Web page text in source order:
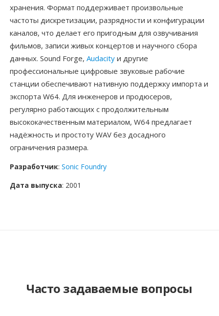
хранения. Формат поддерживает произвольные
частоты дискретизации, разрядности и конфигурации
каналов, что делает его пригодным для озвучивания
фильмов, записи живых концертов и научного сбора
данных. Sound Forge, Audacity и другие
профессиональные цифровые звуковые рабочие
станции обеспечивают нативную поддержку импорта и
экспорта W64. Для инженеров и продюсеров,
регулярно работающих с продолжительным
высококачественным материалом, W64 предлагает
надёжность и простоту WAV без досадного
ограничения размера.
Разработчик: Sonic Foundry
Дата выпуска: 2001
Часто задаваемые вопросы